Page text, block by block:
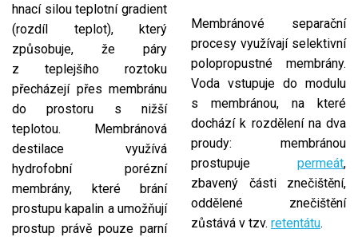
hnací silou teplotní gradient
(rozdíl teplot), který
způsobuje, že páry
z teplejšího roztoku
přecházejí přes membránu
do prostoru s nižší
teplotou. Membránová
destilace využívá
hydrofobní porézní
membrány, které brání
prostupu kapalin a umožňují
prostup právě pouze parní
Membránové separační
procesy využívají selektivní
polopropustné membrány.
Voda vstupuje do modulu
s membránou, na které
dochází k rozdělení na dva
proudy: membránou
prostupuje permeát,
zbavený části znečištění,
oddělené znečištění
zůstává v tzv. retentátu.